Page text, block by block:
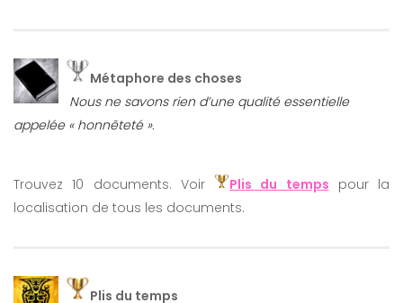
Métaphore des choses
Nous ne savons rien d’une qualité essentielle
appelée « honnêteté ».
Trouvez 10 documents. Voir Plis du temps pour la
localisation de tous les documents.
Plis du temps